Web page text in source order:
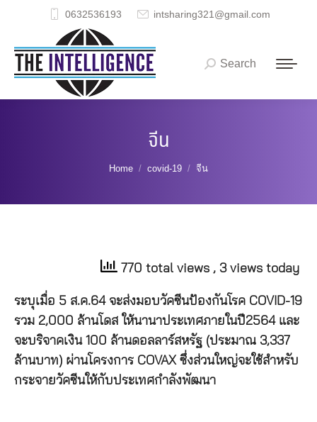
0632536193 intsharing321@gmail.com
Search:
Search
จีน
You are here:
Home covid-19 จีน
770 total views , 3 views today
ระบุเมื่อ 5 ส.ค.64 จะส่งมอบวัคซีนป้องกันโรค COVID-19
รวม 2,000 ล้านโดส ให้นานาประเทศภายในปี2564 และ
จะบริจาคเงิน100 ล้านดอลลาร์สหรัฐ (ประมาณ 3,337
ล้านบาท) ผ่านโครงการ COVAX ซึ่งส่วนใหญ่จะใช้สำหรับ
กระจายวัคซีนให้กับประเทศกำลังพัฒนา